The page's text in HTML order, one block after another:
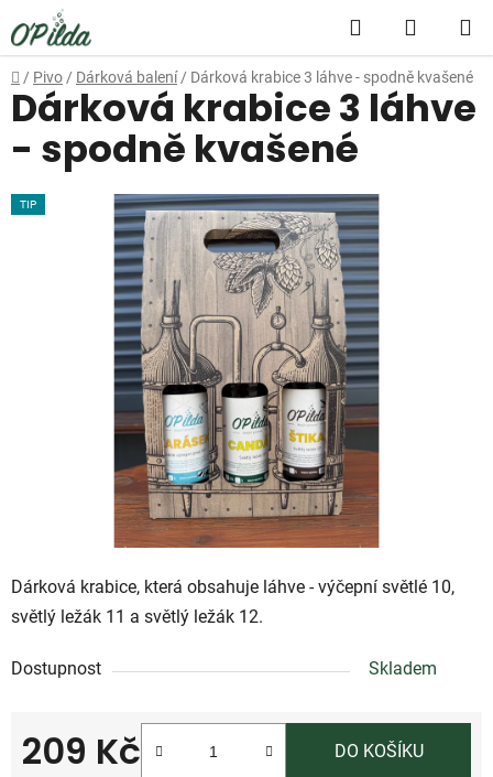
na
obsah
Hledat
KOŠÍK
Domů
/ Pivo / Dárková balení / Dárková krabice 3 láhve - spodně kvašené
Dárková krabice, která obsahuje láhve - výčepní světlé 10,
světlý ležák 11 a světlý ležák 12.
Dostupnost Skladem
209 Kč DO KOŠÍKU
Dárková krabice 3 láhve
- spodně kvašené
TIP